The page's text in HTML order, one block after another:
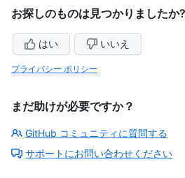
お探しのものは見つかりましたか?
はい いいえ
プライバシー ポリシー
まだ助けが必要ですか？
GitHub コミュニティに質問する
サポートにお問い合わせください